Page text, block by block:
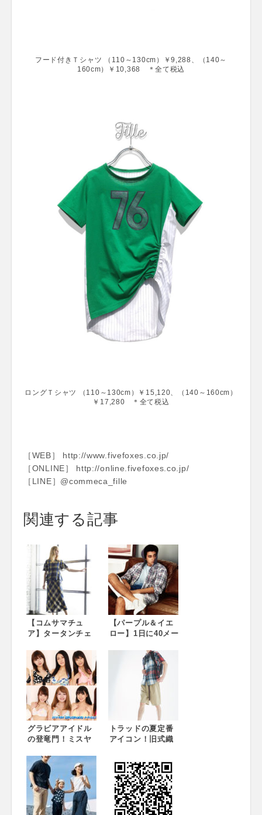
フード付きＴシャツ （110～130cm）￥9,288、（140～
160cm）￥10,368 ＊全て税込
ロングＴシャツ （110～130cm）￥15,120、（140～160cm）
￥17,280 ＊全て税込
［WEB］ http://www.fivefoxes.co.jp/
［ONLINE］ http://online.fivefoxes.co.jp/
［LINE］@commeca_fille
関連する記事
【コムサマチュ
ア】タータンチェ
でプリント！動く
たびに表情変わ
る“柄セットアッ
プ”
【パープル＆イエ
ロー】1日に40メー
ができない！夏の
羽織りに最適なマ
ドラスチェックの
シャツパーカ スト
リートファッショ
ンブランド「パー
プル＆イエロー」
グラビアアイドル
の登竜門！ミスヤ
2018選考オーディ
ション、ファイナ
ルステージ進出20
名発表
トラッドの夏定番
アイコン！旧式織
ドラスチェックシ
ャツ コムサコミュ
ーン